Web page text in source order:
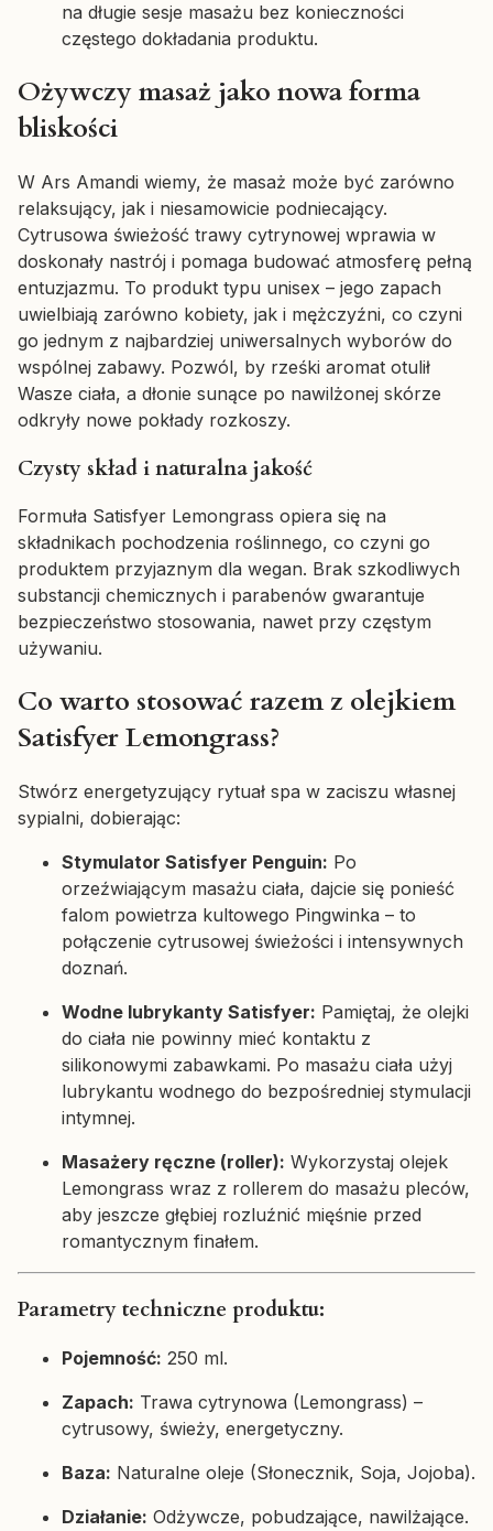
na długie sesje masażu bez konieczności
częstego dokładania produktu.
Ożywczy masaż jako nowa forma
bliskości
W Ars Amandi wiemy, że masaż może być zarówno
relaksujący, jak i niesamowicie podniecający.
Cytrusowa świeżość trawy cytrynowej wprawia w
doskonały nastrój i pomaga budować atmosferę pełną
entuzjazmu. To produkt typu unisex – jego zapach
uwielbiają zarówno kobiety, jak i mężczyźni, co czyni
go jednym z najbardziej uniwersalnych wyborów do
wspólnej zabawy. Pozwól, by rześki aromat otulił
Wasze ciała, a dłonie sunące po nawilżonej skórze
odkryły nowe pokłady rozkoszy.
Czysty skład i naturalna jakość
Formuła Satisfyer Lemongrass opiera się na
składnikach pochodzenia roślinnego, co czyni go
produktem przyjaznym dla wegan. Brak szkodliwych
substancji chemicznych i parabenów gwarantuje
bezpieczeństwo stosowania, nawet przy częstym
używaniu.
Co warto stosować razem z olejkiem
Satisfyer Lemongrass?
Stwórz energetyzujący rytuał spa w zaciszu własnej
sypialni, dobierając:
Stymulator Satisfyer Penguin: Po
orzeźwiającym masażu ciała, dajcie się ponieść
falom powietrza kultowego Pingwinka – to
połączenie cytrusowej świeżości i intensywnych
doznań.
Wodne lubrykanty Satisfyer: Pamiętaj, że olejki
do ciała nie powinny mieć kontaktu z
silikonowymi zabawkami. Po masażu ciała użyj
lubrykantu wodnego do bezpośredniej stymulacji
intymnej.
Masażery ręczne (roller): Wykorzystaj olejek
Lemongrass wraz z rollerem do masażu pleców,
aby jeszcze głębiej rozluźnić mięśnie przed
romantycznym finałem.
Parametry techniczne produktu:
Pojemność: 250 ml.
Zapach: Trawa cytrynowa (Lemongrass) –
cytrusowy, świeży, energetyczny.
Baza: Naturalne oleje (Słonecznik, Soja, Jojoba).
Działanie: Odżywcze, pobudzające, nawilżające.